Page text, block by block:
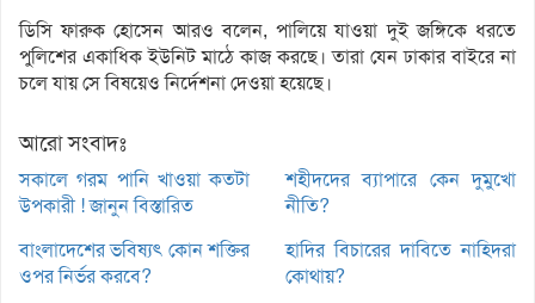
ডিসি ফারুক হোসেন আরও বলেন, পালিয়ে যাওয়া দুই জঙ্গিকে ধরতে
পুলিশের একাধিক ইউনিট মাঠে কাজ করছে। তারা যেন ঢাকার বাইরে না
চলে যায় সে বিষয়েও নির্দেশনা দেওয়া হয়েছে।
আরো সংবাদঃ
সকালে গরম পানি খাওয়া কতটা
উপকারী ! জানুন বিস্তারিত
শহীদদের ব্যাপারে কেন দুমুখো
নীতি?
বাংলাদেশের ভবিষ্যৎ কোন শক্তির
ওপর নির্ভর করবে?
হাদির বিচারের দাবিতে নাহিদরা
কোথায়?